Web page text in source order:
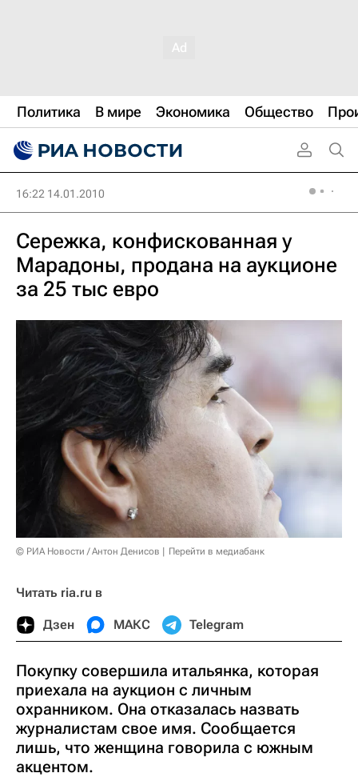
Политика В мире Экономика Общество
16:22 14.01.2010
Сережка, конфискованная у
Марадоны, продана на аукционе
за 25 тыс евро
© РИА Новости / Антон Денисов Перейти в медиабанк
Читать ria.ru в
Дзен МАКС Telegram
Покупку совершила итальянка, которая
приехала на аукцион с личным
охранником. Она отказалась назвать
журналистам свое имя. Сообщается
лишь, что женщина говорила с южным
акцентом.